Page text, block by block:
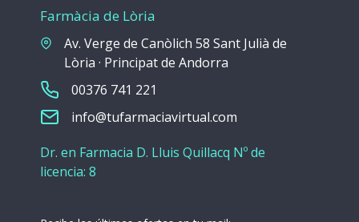
Farmàcia de Lòria
Av. Verge de Canòlich 58 Sant Julià de
Lòria · Principat de Andorra
00376 741 221
info@tufarmaciavirtual.com
Dr. en Farmacia D. Lluis Quillacq Nº de
licencia: 8